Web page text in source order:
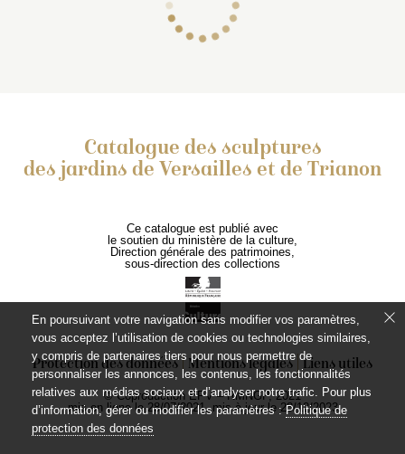
Catalogue des sculptures
des jardins de Versailles et de Trianon
Ce catalogue est publié avec
le soutien du ministère de la culture,
Direction générale des patrimoines,
sous-direction des collections
Protection des données Mentions légales Liens utiles
© Coproduction EPV – RMNGP, 2021
mis en ligne le 28/07/2021, mis à jour le 28/12/2023
En poursuivant votre navigation sans modifier vos paramètres,
vous acceptez l’utilisation de cookies ou technologies similaires,
y compris de partenaires tiers pour nous permettre de
personnaliser les annonces, les contenus, les fonctionnalités
relatives aux médias sociaux et d’analyser notre trafic. Pour plus
d’information, gérer ou modifier les paramètres :Politique de
protection des données